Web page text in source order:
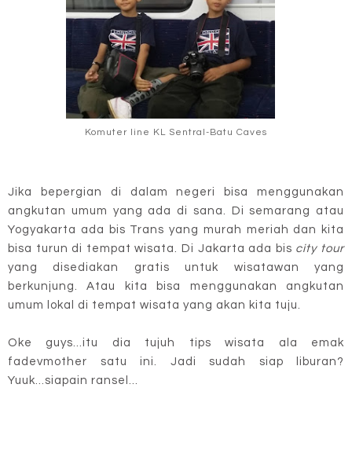
Komuter line KL Sentral-Batu Caves
Jika bepergian di dalam negeri bisa menggunakan
angkutan umum yang ada di sana. Di semarang atau
Yogyakarta ada bis Trans yang murah meriah dan kita
bisa turun di tempat wisata. Di Jakarta ada bis city tour
yang disediakan gratis untuk wisatawan yang
berkunjung. Atau kita bisa menggunakan angkutan
umum lokal di tempat wisata yang akan kita tuju.
Oke guys...itu dia tujuh tips wisata ala emak
fadevmother satu ini. Jadi sudah siap liburan?
Yuuk...siapain ransel...